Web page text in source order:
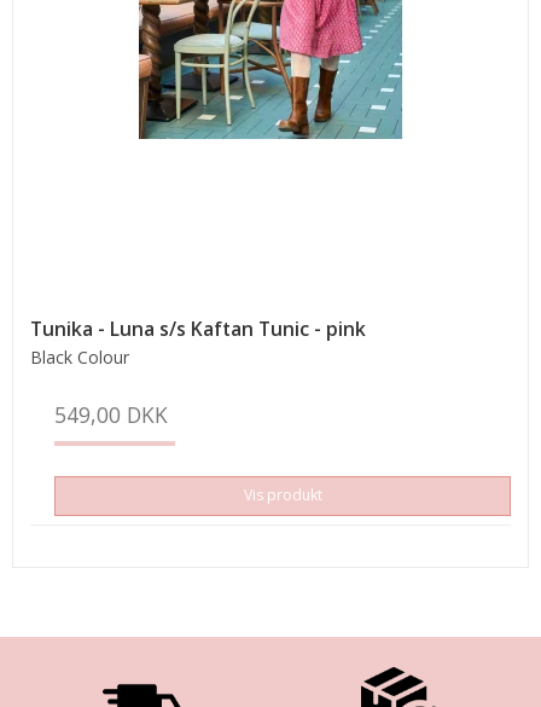
Tunika - Luna s/s Kaftan Tunic - pink
Black Colour
549,00 DKK
Vis produkt